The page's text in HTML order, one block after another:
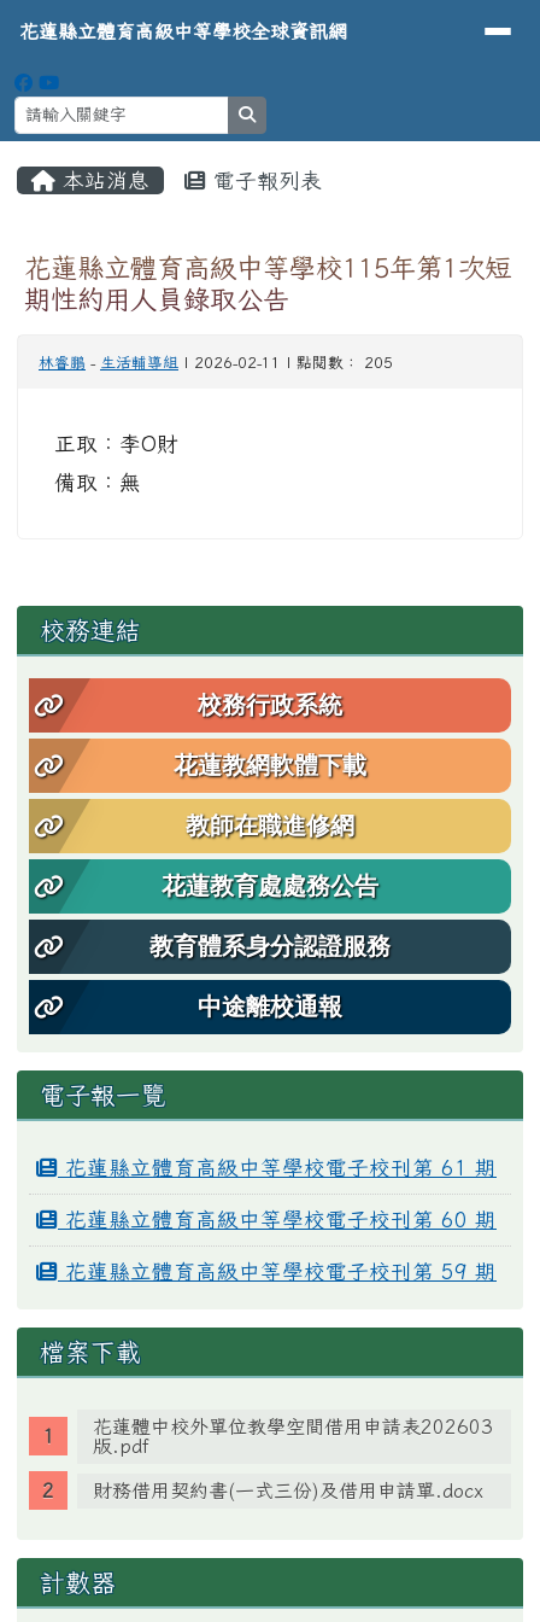
花蓮縣立體育高級中等學校全球資
導覽列
花蓮縣立體育高級中等學校全球資訊網
本站消息 電子報列表
花蓮縣立體育高級中等學校115年第1次短
期性約用人員錄取公告
林睿鵬 - 生活輔導組 | 2026-02-11 | 點閱數： 205
正取：李O財
備取：無
左邊區域內容
校務連結
校務行政系統
花蓮教網軟體下載
教師在職進修網
花蓮教育處處務公告
教育體系身分認證服務
中途離校通報
電子報一覽
花蓮縣立體育高級中等學校電子校刊第 61 期
花蓮縣立體育高級中等學校電子校刊第 60 期
花蓮縣立體育高級中等學校電子校刊第 59 期
檔案下載
花蓮體中校外單位教學空間借用申請表202603
版.pdf
財務借用契約書(一式三份)及借用申請單.docx
計數器